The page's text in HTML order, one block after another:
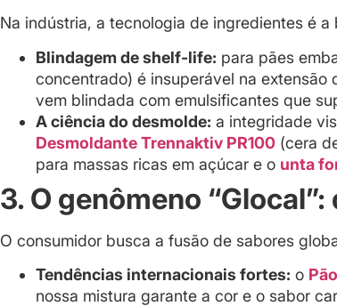
Na indústria, a tecnologia de ingredientes é
Blindagem de shelf-life: para pães
concentrado) é insuperável na extensão
vem blindada com emulsificantes que
A ciência do desmolde: a integridade
Desmoldante Trennaktiv PR100 (cera
para massas ricas em açúcar e o unta
3. O genômeno
O consumidor busca a fusão de sabores
Tendências internacionais fortes: o
nossa mistura garante a cor e o sabor